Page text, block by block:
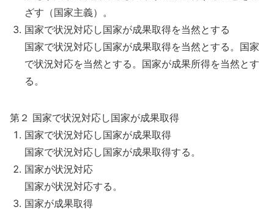
ざす（国家主義）。
国家で状況対応し国家が成果取得を当然とする
国家で状況対応し国家が成果取得を当然とする。国家
で状況対応を当然とする。国家が成果所得を当然とす
る。
第２ 国家で状況対応し国家が成果取得
国家で状況対応し国家が成果取得
国家で状況対応し国家が成果取得する。
国家が状況対応
国家が状況対応する。
国家が成果取得